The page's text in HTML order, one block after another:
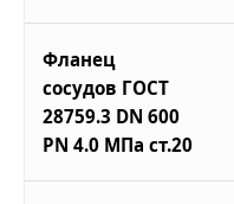
Фланец
сосудов ГОСТ
28759.3 DN 600
PN 4.0 МПа ст.20